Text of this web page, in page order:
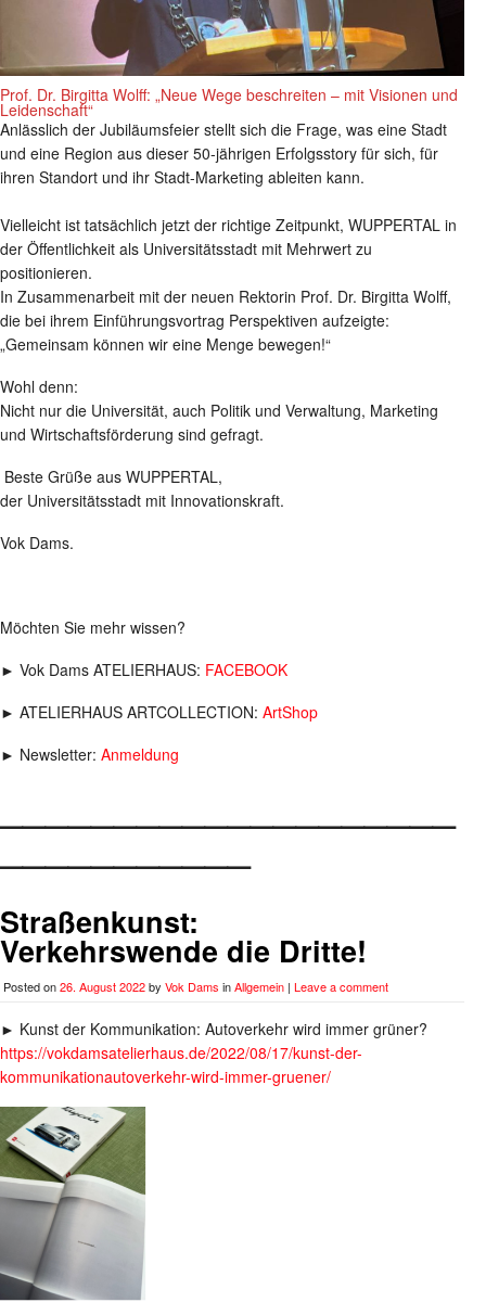
Prof. Dr. Birgitta Wolff: „Neue Wege beschreiten – mit Visionen und
Leidenschaft“
Anlässlich der Jubiläumsfeier stellt sich die Frage, was eine Stadt
und eine Region aus dieser 50-jährigen Erfolgsstory für sich, für
ihren Standort und ihr Stadt-Marketing ableiten kann.
Vielleicht ist tatsächlich jetzt der richtige Zeitpunkt, WUPPERTAL in
der Öffentlichkeit als Universitätsstadt mit Mehrwert zu
positionieren.
In Zusammenarbeit mit der neuen Rektorin Prof. Dr. Birgitta Wolff,
die bei ihrem Einführungsvortrag Perspektiven aufzeigte:
„Gemeinsam können wir eine Menge bewegen!“
Wohl denn:
Nicht nur die Universität, auch Politik und Verwaltung, Marketing
und Wirtschaftsförderung sind gefragt.
Beste Grüße aus WUPPERTAL,
der Universitätsstadt mit Innovationskraft.
Vok Dams.
Möchten Sie mehr wissen?
► Vok Dams ATELIERHAUS: FACEBOOK
► ATELIERHAUS ARTCOLLECTION: ArtShop
► Newsletter: Anmeldung
___________
Straßenkunst:
Verkehrswende die Dritte!
Posted on26. August 2022by Vok Dams inAllgemein | Leave a comment
► Kunst der Kommunikation: Autoverkehr wird immer grüner?
https://vokdamsatelierhaus.de/2022/08/17/kunst-der-
kommunikationautoverkehr-wird-immer-gruener/